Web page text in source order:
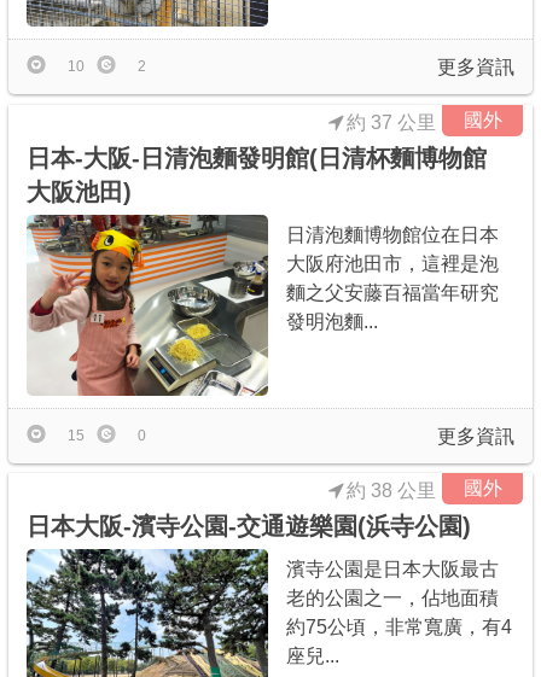
更多資訊
10 2
國外
日本-大阪-日清泡麵發明館(日清杯麵博物館
大阪池田)
約 37 公里
日清泡麵博物館位在日本
大阪府池田市，這裡是泡
麵之父安藤百福當年研究
發明泡麵...
更多資訊
15 0
國外
日本大阪-濱寺公園-交通遊樂園(浜寺公園)
約 38 公里
濱寺公園是日本大阪最古
老的公園之一，佔地面積
約75公頃，非常寬廣，有4
座兒...